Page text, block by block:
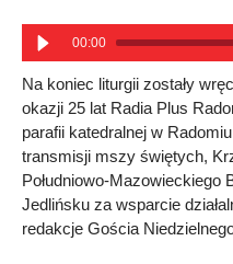
00:00
Na koniec liturgii zostały
okazji 25 lat Radia Plus
parafii katedralnej w
transmisji mszy świętych,
Południowo-Mazowieckiego
Jedlińsku za wsparcie
redakcje Gościa